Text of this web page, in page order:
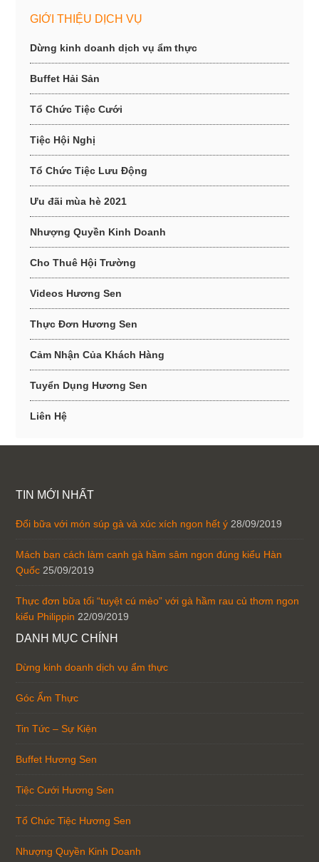
GIỚI THIỆU DỊCH VỤ
Dừng kinh doanh dịch vụ ẩm thực
Buffet Hải Sản
Tổ Chức Tiệc Cưới
Tiệc Hội Nghị
Tổ Chức Tiệc Lưu Động
Ưu đãi mùa hè 2021
Nhượng Quyền Kinh Doanh
Cho Thuê Hội Trường
Videos Hương Sen
Thực Đơn Hương Sen
Cảm Nhận Của Khách Hàng
Tuyển Dụng Hương Sen
Liên Hệ
TIN MỚI NHẤT
Đổi bữa với món súp gà và xúc xích ngon hết ý 28/09/2019
Mách bạn cách làm canh gà hầm sâm ngon đúng kiểu Hàn
Quốc 25/09/2019
Thực đơn bữa tối “tuyệt cú mèo” với gà hầm rau củ thơm ngon
kiểu Philippin 22/09/2019
DANH MỤC CHÍNH
Dừng kinh doanh dịch vụ ẩm thực
Góc Ẩm Thực
Tin Tức – Sự Kiện
Buffet Hương Sen
Tiệc Cưới Hương Sen
Tổ Chức Tiệc Hương Sen
Nhượng Quyền Kinh Doanh